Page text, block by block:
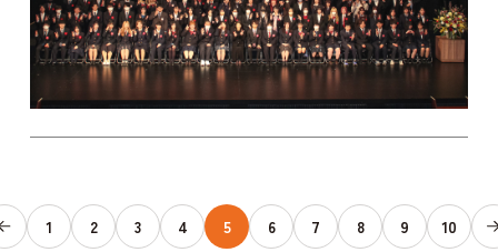
1 2 3 4 5 6 7 8 9 10